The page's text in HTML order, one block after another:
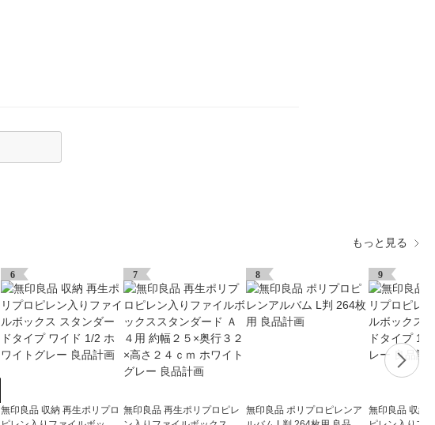
もっと見る
6
無印良品 収納 再生ポリプロ
7
無印良品 再生ポリプロピレ
8
無印良品 ポリプロピレンア
9
無印良品 収納